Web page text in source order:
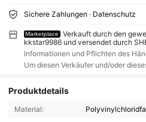
Sichere Zahlungen · Datenschutz
Marketplace
Verkauft durch den
kkstar9986 und versendet durch
Informationen und Pflichten des
Um diesen Verkäufer und/oder
Produktdetails
Material: